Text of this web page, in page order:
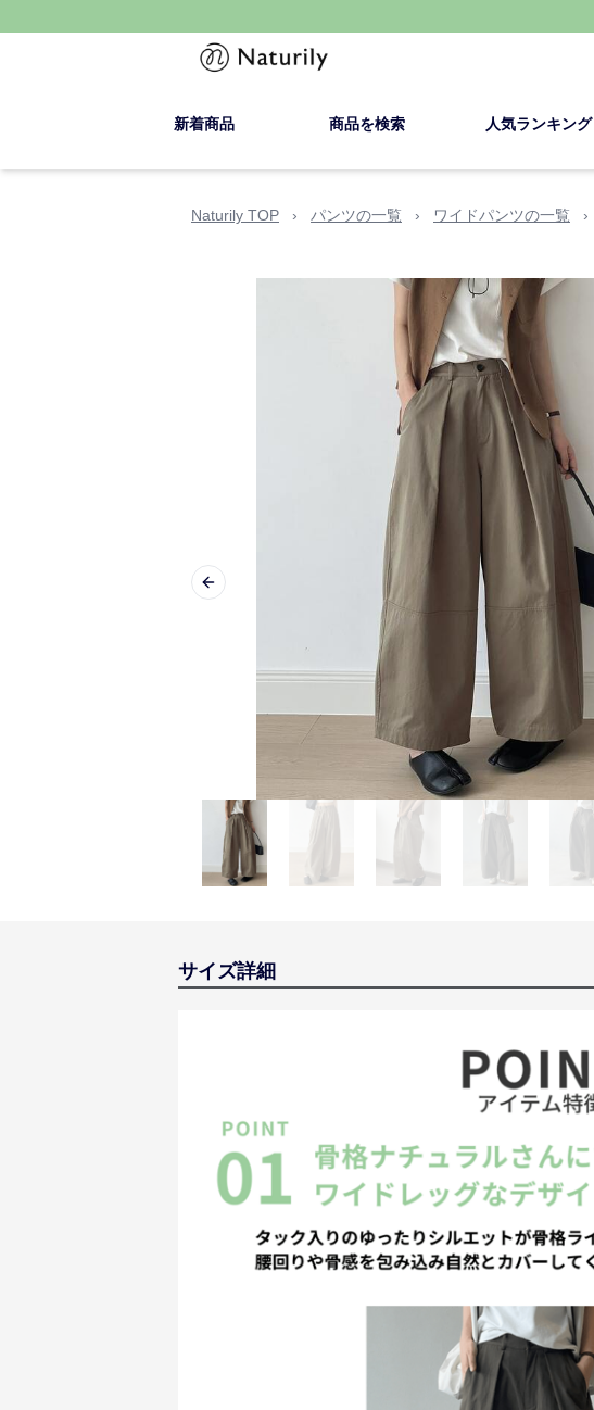
新着商品 商品を検索 人気ランキング
Naturily TOP › パンツの一覧 › ワイドパンツの一覧 ›
Previous slide
サイズ詳細